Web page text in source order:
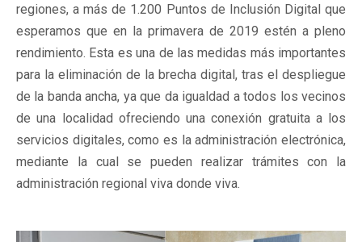
regiones, a más de 1.200 Puntos de Inclusión Digital que
esperamos que en la primavera de 2019 estén a pleno
rendimiento. Esta es una de las medidas más importantes
para la eliminación de la brecha digital, tras el despliegue
de la banda ancha, ya que da igualdad a todos los vecinos
de una localidad ofreciendo una conexión gratuita a los
servicios digitales, como es la administración electrónica,
mediante la cual se pueden realizar trámites con la
administración regional viva donde viva.